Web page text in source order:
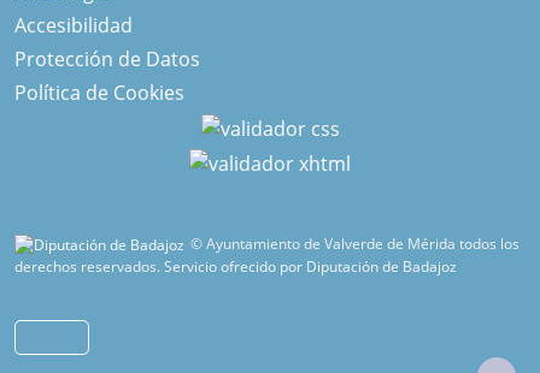
Accesibilidad
Protección de Datos
Política de Cookies
© Ayuntamiento de Valverde de Mérida todos los
derechos reservados.Servicio ofrecido por Diputación de Badajoz